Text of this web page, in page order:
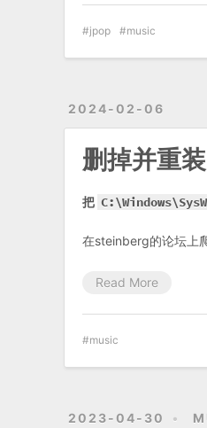
jpop music
2024-02-06
删掉并重
把
在steinberg的论坛上
Read More
music
2023-04-30